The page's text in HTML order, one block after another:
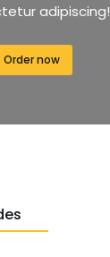
adipiscing!
Order now